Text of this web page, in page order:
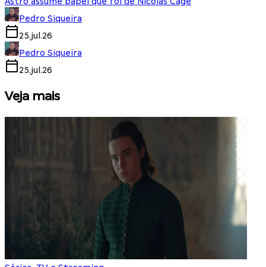
Pedro Siqueira
25.jul.26
Pedro Siqueira
25.jul.26
Veja mais